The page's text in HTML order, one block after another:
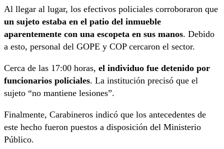
Al llegar al lugar, los efectivos policiales corroboraron que
un sujeto estaba en el patio del inmueble
aparentemente con una escopeta en sus manos. Debido
a esto, personal del GOPE y COP cercaron el sector.
Cerca de las 17:00 horas, el individuo fue detenido por
funcionarios policiales. La institución precisó que el
sujeto “no mantiene lesiones”.
Finalmente, Carabineros indicó que los antecedentes de
este hecho fueron puestos a disposición del Ministerio
Público.